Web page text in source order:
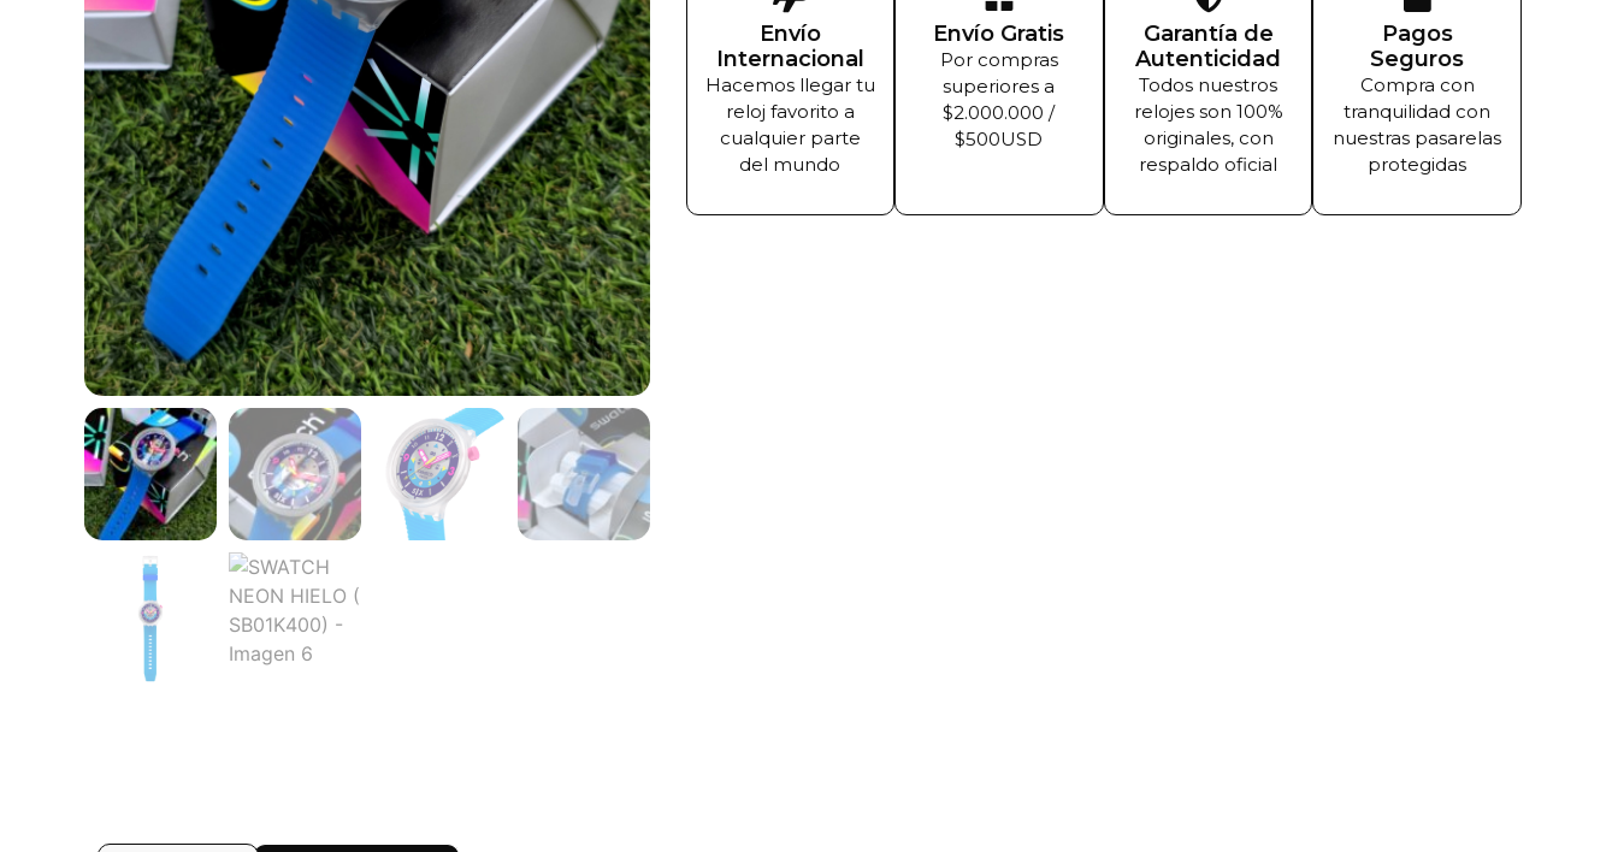
Envío
Internacional
Hacemos llegar tu
reloj favorito a
cualquier parte
del mundo
Envío Gratis
Por compras
superiores a
$2.000.000 /
$500USD
Garantía de
Autenticidad
Todos nuestros
relojes son 100%
originales, con
respaldo oficial
Pagos
Seguros
Compra con
tranquilidad con
nuestras pasarelas
protegidas